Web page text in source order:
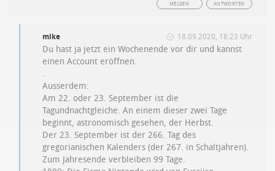
ANTWORTEN
MELDEN
mike 18.09.2020, 18:23 Uhr
Du hast ja jetzt ein Wochenende vor dir und kannst
einen Account eröffnen.
.
Ausserdem:
Am 22. oder 23. September ist die
Tagundnachtgleiche. An einem dieser zwei Tage
beginnt, astronomisch gesehen, der Herbst.
Der 23. September ist der 266. Tag des
gregorianischen Kalenders (der 267. in Schaltjahren).
Zum Jahresende verbleiben 99 Tage.